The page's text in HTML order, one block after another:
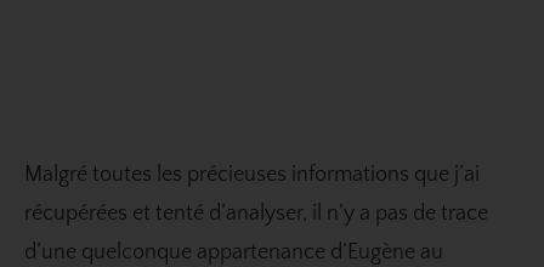
Malgré toutes les précieuses informations que j’ai
récupérées et tenté d’analyser, il n’y a pas de trace
d’une quelconque appartenance d’Eugène au